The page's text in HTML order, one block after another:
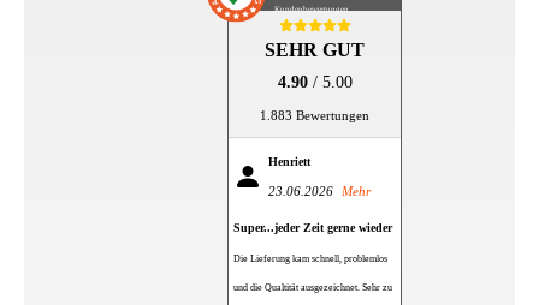
Kundenbewertungen
SEHR GUT
4.90 / 5.00
1.883 Bewertungen
Henriett
23.06.2026 Mehr
Super...jeder Zeit gerne wieder
Die Lieferung kam schnell, problemlos
und die Qualtität ausgezeichnet. Sehr zu